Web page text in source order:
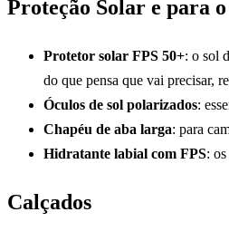
Proteção Solar e para
Protetor solar FPS 50+: o sol
do que pensa que vai precisar,
Óculos de sol polarizados:
Chapéu de aba larga: para
Hidratante labial com FPS:
Calçados